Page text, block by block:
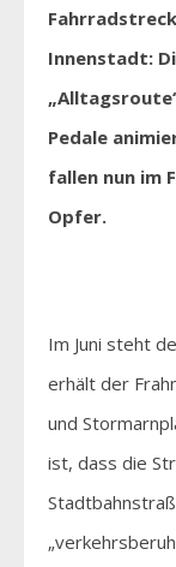
Innenstadt:
Pedale
fallen nun im
Opfer.
Im Juni steht
erhält der
und
ist, dass die